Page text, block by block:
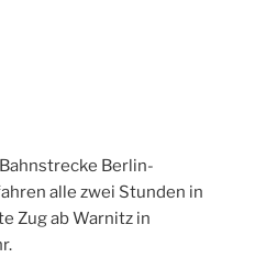
Berlin-
alle zwei Stunden in
Zug ab Warnitz in